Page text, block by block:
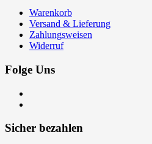
Warenkorb
Versand & Lieferung
Zahlungsweisen
Widerruf
Folge Uns
Sicher bezahlen